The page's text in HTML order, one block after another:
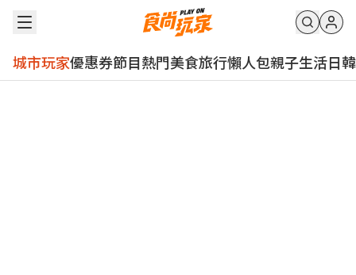
城市玩家優惠券節目熱門美食旅行懶人包親子生活日韓